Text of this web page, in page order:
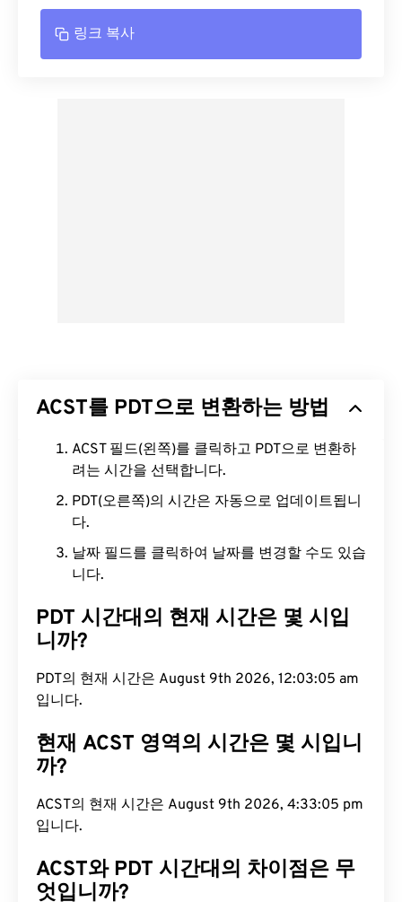
링크 복사
ACST를 PDT으로 변환하는 방법
ACST 필드(왼쪽)를 클릭하고 PDT으로 변환하
려는 시간을 선택합니다.
PDT(오른쪽)의 시간은 자동으로 업데이트됩니
다.
날짜 필드를 클릭하여 날짜를 변경할 수도 있습
니다.
PDT 시간대의 현재 시간은 몇 시입
니까?
PDT의 현재 시간은 August 9th 2026, 12:03:06 am
입니다.
현재 ACST 영역의 시간은 몇 시입니
까?
ACST의 현재 시간은 August 9th 2026, 4:33:06 pm
입니다.
ACST와 PDT 시간대의 차이점은 무
엇입니까?